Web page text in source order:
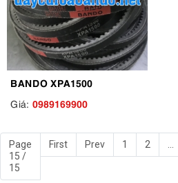
BANDO XPA1500
Giá: 0989169900
Page
15 /
15
First Prev 1 2